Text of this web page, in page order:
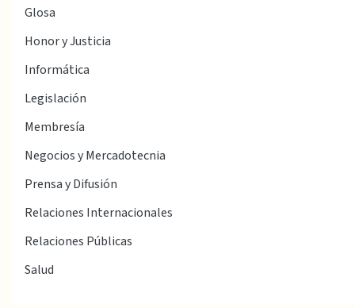
Glosa
Honor y Justicia
Informática
Legislación
Membresía
Negocios y Mercadotecnia
Prensa y Difusión
Relaciones Internacionales
Relaciones Públicas
Salud